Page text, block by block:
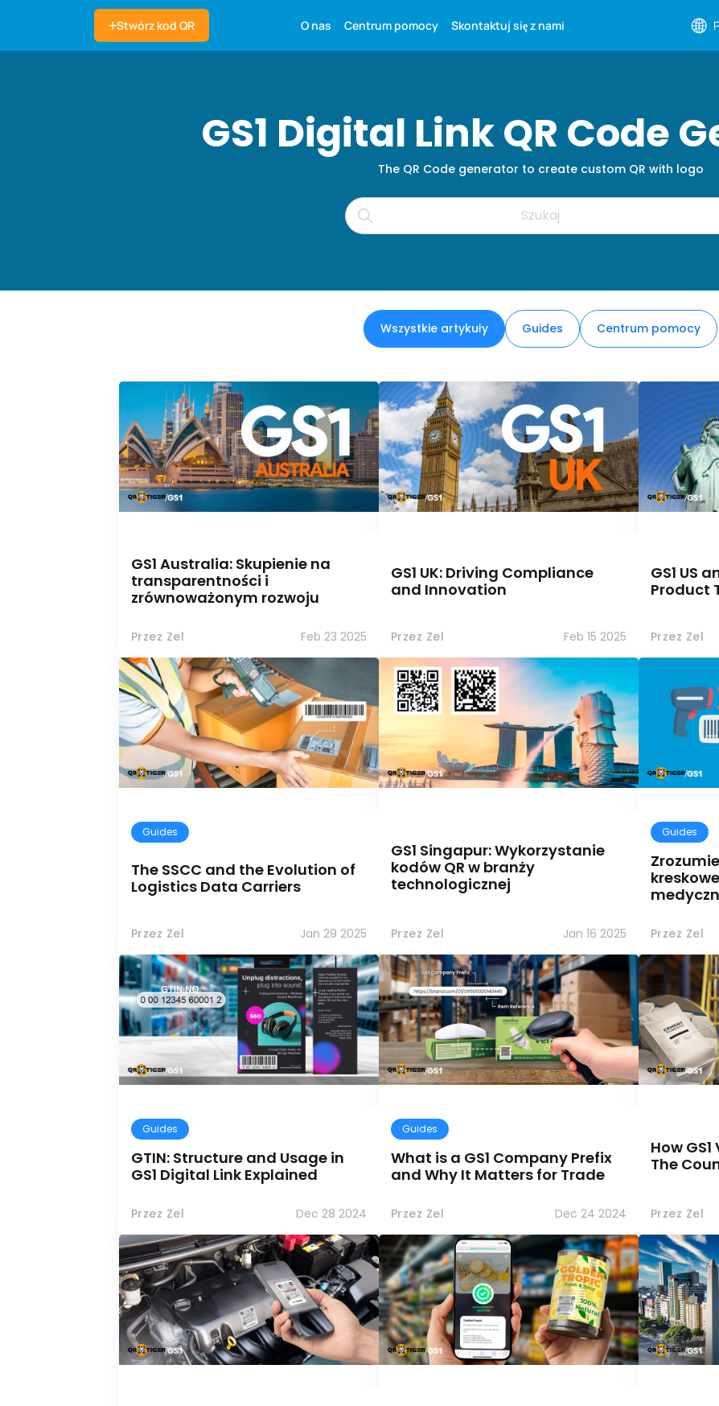
Stwórz kod QR O nas Centrum pomocy Skontaktuj się z nami
GS1 Digital Link QR Code
The QR Code generator to create custom QR with logo
Wszystkie artykuły Guides Centrum pomocy
GS1 Australia: Skupienie na
transparentności i
zrównoważonym rozwoju
Przez Zel Feb 23 2025
GS1 UK: Driving Compliance
and Innovation
Przez Zel Feb 15 2025
GS1 US
Product
Przez Zel
Guides
The SSCC and the Evolution of
Logistics Data Carriers
Przez Zel Jan 29 2025
GS1 Singapur: Wykorzystanie
kodów QR w branży
technologicznej
Przez Zel Jan 16 2025
Guides
Przez Zel
Guides
GTIN: Structure and Usage in
GS1 Digital Link Explained
Przez Zel Dec 28 2024
Guides
What is a GS1 Company Prefix
and Why It Matters for Trade
Przez Zel Dec 24 2024
How
The
Przez Zel